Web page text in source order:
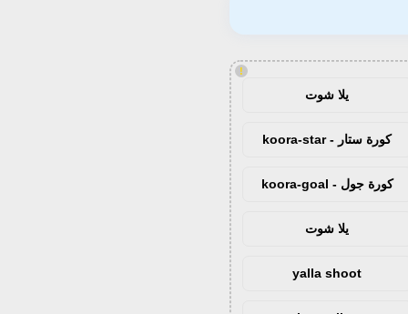
!
يلا شوت
كورة ستار - koora-star
كورة جول - koora-goal
يلا شوت
yalla shoot